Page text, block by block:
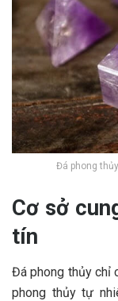
Đá phong
Cơ sở
tín
Đá phong thủy chỉ
phong thủy tự